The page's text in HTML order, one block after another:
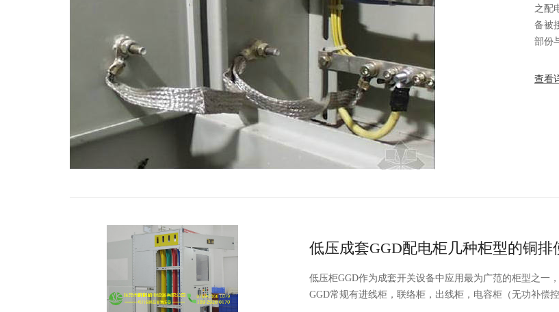
之配电系
备被接地线至
部份与
地线电位
查看
低压成套GGD配电柜几种柜型的铜排
低压柜GGD作为成套开关设备中应用最为广范的柜型之一
GGD常规有进线柜，联络柜，出线柜，电容柜（无功补偿